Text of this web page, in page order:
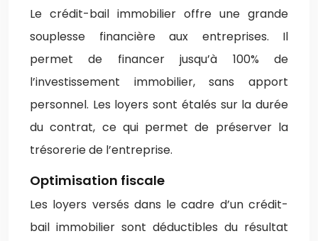
Le crédit-bail immobilier offre une grande
souplesse financière aux entreprises. Il
permet de financer jusqu’à 100% de
l’investissement immobilier, sans apport
personnel. Les loyers sont étalés sur la durée
du contrat, ce qui permet de préserver la
trésorerie de l’entreprise.
Optimisation fiscale
Les loyers versés dans le cadre d’un crédit-
bail immobilier sont déductibles du résultat